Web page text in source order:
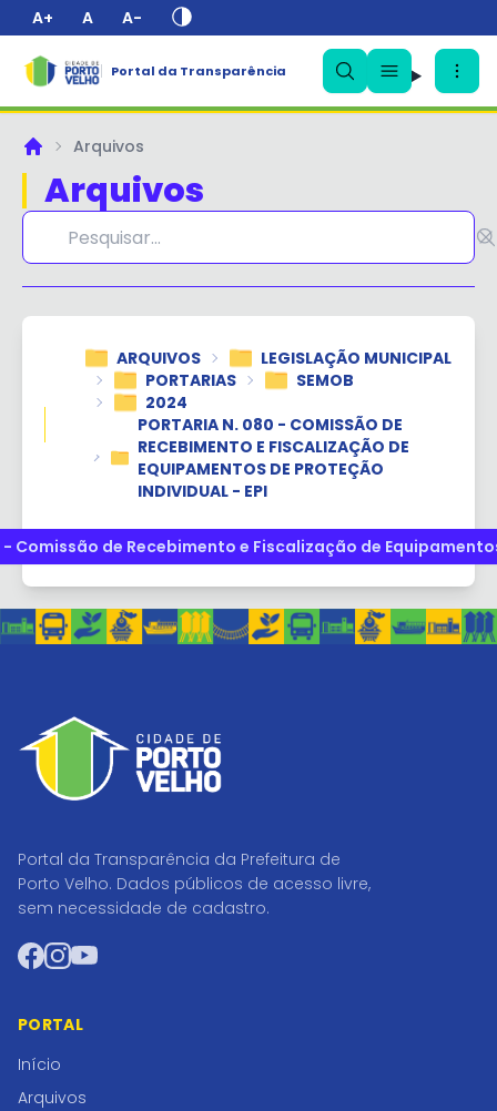
A+ A A-
Portal da Transparência
PrincipalArquivos
Arquivos
ARQUIVOS
LEGISLAÇÃO MUNICIPAL
PORTARIAS
SEMOB
2024
PORTARIA N. 080 - COMISSÃO DE
RECEBIMENTO E FISCALIZAÇÃO DE
EQUIPAMENTOS DE PROTEÇÃO
INDIVIDUAL - EPI
Comissão de Recebimento e Fiscalização de
Portal da Transparência da Prefeitura de
Porto Velho. Dados públicos de acesso livre,
sem necessidade de cadastro.
Facebook
Instagram
YouTube
PORTAL
Início
Arquivos
✕